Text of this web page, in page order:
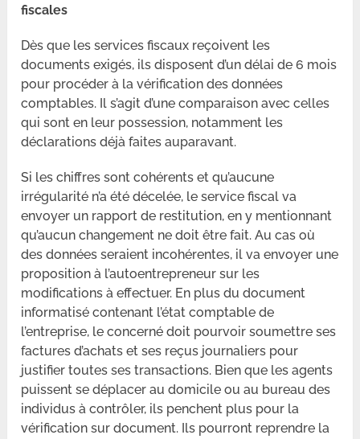
fiscales
Dès que les services fiscaux reçoivent les
documents exigés, ils disposent d’un délai de 6 mois
pour procéder à la vérification des données
comptables. Il s’agit d’une comparaison avec celles
qui sont en leur possession, notamment les
déclarations déjà faites auparavant.
Si les chiffres sont cohérents et qu’aucune
irrégularité n’a été décelée, le service fiscal va
envoyer un rapport de restitution, en y mentionnant
qu’aucun changement ne doit être fait. Au cas où
des données seraient incohérentes, il va envoyer une
proposition à l’autoentrepreneur sur les
modifications à effectuer. En plus du document
informatisé contenant l’état comptable de
l’entreprise, le concerné doit pourvoir soumettre ses
factures d’achats et ses reçus journaliers pour
justifier toutes ses transactions. Bien que les agents
puissent se déplacer au domicile ou au bureau des
individus à contrôler, ils penchent plus pour la
vérification sur document. Ils pourront reprendre la